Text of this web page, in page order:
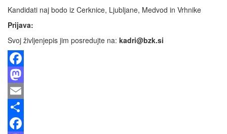
Kandidati naj bodo iz Cerknice, Ljubljane, Medvod in Vrhnike
Prijava:
Svoj življenjepis jim posredujte na: kadri@bzk.si
Facebook
Mastodon
Email
Share